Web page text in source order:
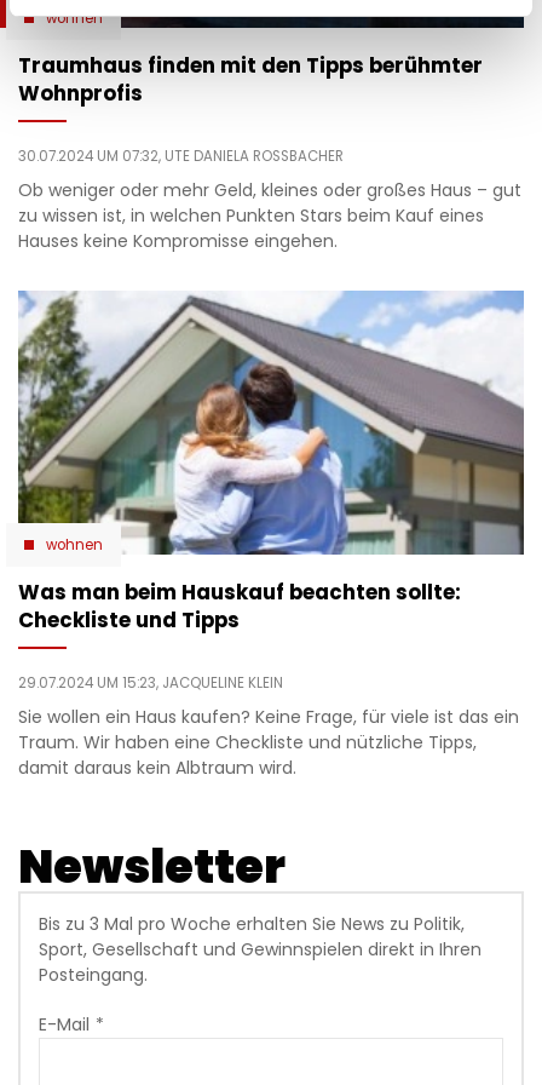
wohnen
Traumhaus finden mit den Tipps berühmter
Wohnprofis
30.07.2024 UM 07:32, UTE DANIELA ROSSBACHER
Ob weniger oder mehr Geld, kleines oder großes Haus – gut
zu wissen ist, in welchen Punkten Stars beim Kauf eines
Hauses keine Kompromisse eingehen.
wohnen
Was man beim Hauskauf beachten sollte:
Checkliste und Tipps
29.07.2024 UM 15:23, JACQUELINE KLEIN
Sie wollen ein Haus kaufen? Keine Frage, für viele ist das ein
Traum. Wir haben eine Checkliste und nützliche Tipps,
damit daraus kein Albtraum wird.
Newsletter
Bis zu 3 Mal pro Woche erhalten Sie News zu Politik,
Sport, Gesellschaft und Gewinnspielen direkt in Ihren
Posteingang.
E-Mail